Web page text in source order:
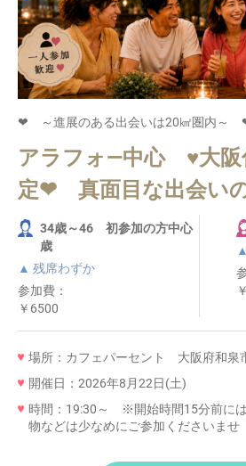
❤ ～進展のある出会いは20㎢圏内～
アラフォ―中心 ♥大阪
定❤ 真面目な出会い
34歳～46 初参加の方中心
歳
▲ 残席わずか
参加費：
￥6500
場所：カフェパーセント 大阪府和泉
開催日：2026年8月22日(土)
時間：19:30～ ※開始時間15分前に
物などは少なめにご参加くださいませ